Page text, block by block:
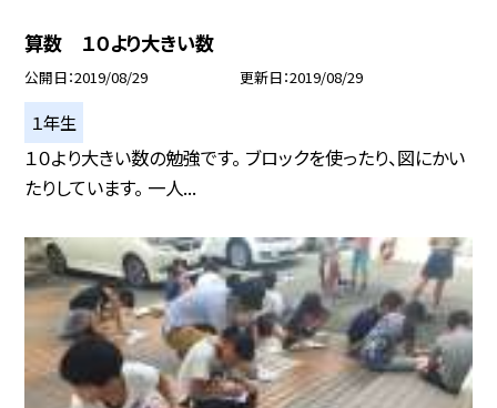
算数 １０より大きい数
公開日 2019/08/29 更新日 2019/08/29
１年生
１０より大きい数の勉強です。 ブロックを使ったり、図にかい
たりしています。 一人...